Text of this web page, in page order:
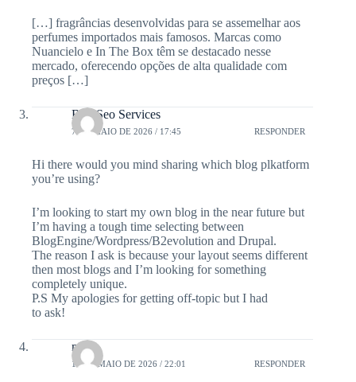
[…] fragrâncias desenvolvidas para se assemelhar aos
perfumes importados mais famosos. Marcas como
Nuancielo e In The Box têm se destacado nesse
mercado, oferecendo opções de alta qualidade com
preços […]
Buy Seo Services
7 DE MAIO DE 2026 / 17:45 RESPONDER
Hi there would you mind sharing which blog plkatform
you’re using?
I’m looking to start my own blog in the near future but
I’m having a tough time selecting between
BlogEngine/Wordpress/B2evolution and Drupal.
The reason I ask is because your layout seems different
then most blogs and I’m looking for something
completely unique.
P.S My apologies for getting off-topic but I had
to ask!
m98
12 DE MAIO DE 2026 / 22:01 RESPONDER